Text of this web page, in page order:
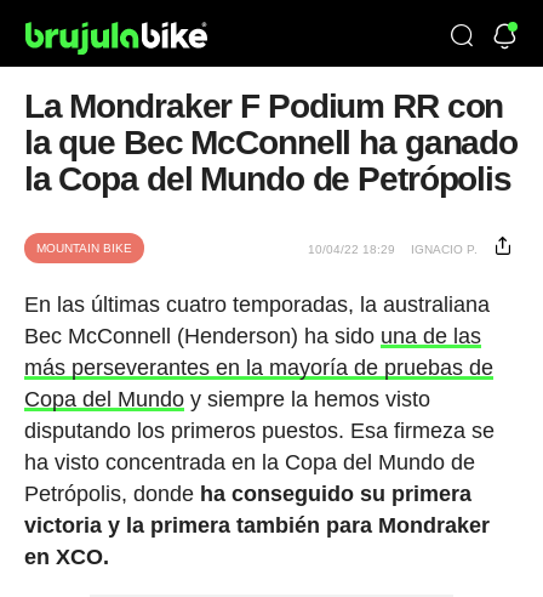
La Mondraker F Podium RR con
la que Bec McConnell ha ganado
la Copa del Mundo de Petrópolis
MOUNTAIN BIKE 10/04/22 18:29 IGNACIO P.
En las últimas cuatro temporadas, la australiana
Bec McConnell (Henderson) ha sido una de las
más perseverantes en la mayoría de pruebas de
Copa del Mundoy siempre la hemos visto
disputando los primeros puestos. Esa firmeza se
ha visto concentrada en la Copa del Mundo de
Petrópolis, donde ha conseguido su primera
victoria y la primera también para Mondraker
en XCO.